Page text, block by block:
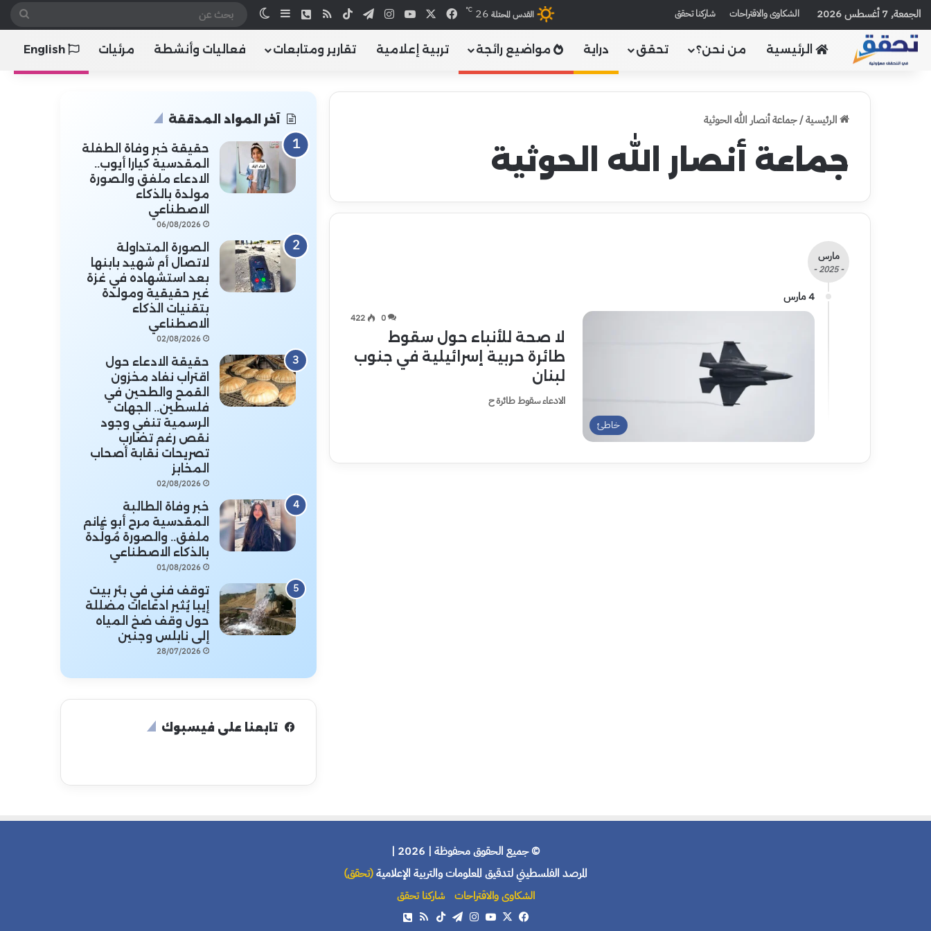
الجمعة, 7 أغسطس 2026 الشكاوى والاقتراحات شاركنا تحقق القدس المحتلة 26
℃ فيسبوك يوتيوب انستقرامتيلقرام ‫TikTok ملخص الموقع RSS
هاتف إضافة عمود جانبي
الوضع المظلم
الرئيسية من نحن؟ تحقق دراية مواضيع رائجة تربية إعلامية تقارير ومتابعات فعاليات وأنشطة مرئيات
الرئيسية/جماعة أنصار الله الحوثية
جماعة أنصار الله الحوثية
مارس
- 2025 -
4 مارس
خاطئ
0
422
لا صحة للأنباء حول سقوط
طائرة حربية إسرائيلية في جنوب
لبنان
الادعاء سقوط طائرة ح
آخر المواد المدققة
حقيقة خبر وفاة الطفلة
المقدسية كيارا أيوب..
الادعاء ملفق والصورة
مولدة بالذكاء
الاصطناعي
06/08/2026
الصورة المتداولة
لاتصال أم شهيد بابنها
بعد استشهاده في غزة
غير حقيقية ومولدة
بتقنيات الذكاء
الاصطناعي
02/08/2026
حقيقة الادعاء حول
اقتراب نفاد مخزون
القمح والطحين في
فلسطين.. الجهات
الرسمية تنفي وجود
نقص رغم تضارب
تصريحات نقابة أصحاب
المخابز
02/08/2026
خبر وفاة الطالبة
المقدسية مرح أبو غانم
ملفق.. والصورة مُولَّدة
بالذكاء الاصطناعي
01/08/2026
توقف فني في بئر بيت
إيبا يُثير ادعاءات مضللة
حول وقف ضخ المياه
إلى نابلس وجنين
28/07/2026
تابعنا على فيسبوك
© جميع الحقوق محفوظة | 2026 |
المرصد الفلسطيني لتدقيق المعلومات والتربية الإعلامية(تحقق)
الشكاوى والاقتراحات
شاركنا تحقق
فيسبوك
X يوتيوبانستقرامتيلقرام‫TikTokملخص